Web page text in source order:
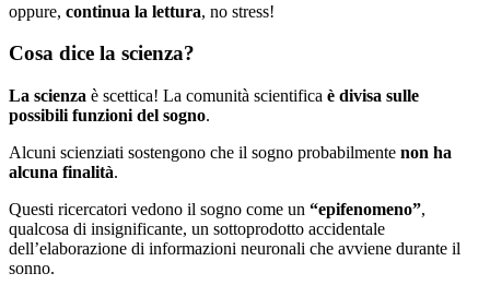
oppure, continua la lettura, no stress!
Cosa dice la scienza?
La scienza è scettica! La comunità scientifica è divisa sulle
possibili funzioni del sogno.
Alcuni scienziati sostengono che il sogno probabilmente non ha
alcuna finalità.
Questi ricercatori vedono il sogno come un “epifenomeno”,
qualcosa di insignificante, un sottoprodotto accidentale
dell’elaborazione di informazioni neuronali che avviene durante il
sonno.